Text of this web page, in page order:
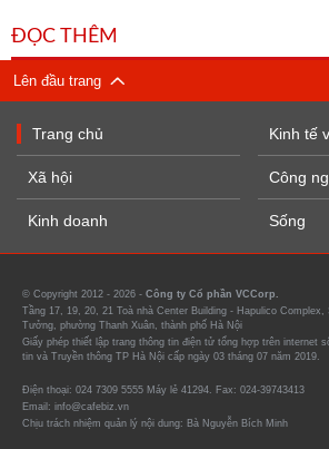
ĐỌC THÊM
Lên đầu trang
Trang chủ
Xã hội
Kinh doanh
Kinh tế
Công
Sống
© Copyright 2012 - 2026 - Công ty Cổ phần VCCorp.
Tầng 17, 19, 20, 21 Toà nhà Center Building - Hapulico
Tưởng, phường Thanh Xuân, thành phố Hà Nội
Giấy phép thiết lập trang thông tin điện tử tổng hợp trên internet
tin và Truyền thông TP Hà Nội cấp ngày 03 tháng 07 năm 2019.
Điện thoại: 024 7309 5555 Máy lẻ 41294. Fax: 024-39743413
Email: info@cafebiz.vn
Chịu trách nhiệm quản lý nội dung: Bà Nguyễn Bích Minh